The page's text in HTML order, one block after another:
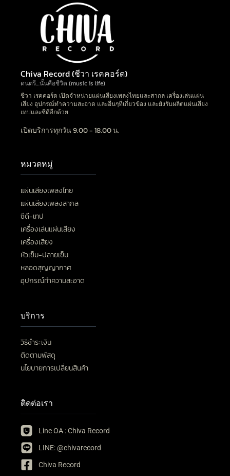
Chiva Record (ชีวา เรคคอร์ด)
ดนตรี…นั้นคือชีวิต (music is life)
ชีวา เรคคอร์ด เปิดจำหน่ายแผ่นเสียงเพลงไทยและสากล เครื่องเล่นแผ่น
เสียง อุปกรณ์ทำความสะอาด และอื่นๆที่เกี่ยวข้อง และยังรับผลิตแผ่นเสียง
เทปและซีดีอีกด้วย
เปิดบริการทุกวัน 9.00 - 18.00 น.
หมวดหมู่
แผ่นเสียงเพลงไทย
แผ่นเสียงเพลงสากล
ซีดี-เทป
เครื่องเล่นแผ่นเสียง
เครื่องเสียง
หัวเข็ม-ปลายเข็ม
หลอดสุญญากาศ
อุปกรณ์ทำความสะอาด
บริการ
วิธีชำระเงิน
ติดตามพัสดุ
นโยบายการเปลี่ยนสินค้า
ติดต่อเรา
Line OA : Chiva Record
LINE: @chivarecord
Chiva Record